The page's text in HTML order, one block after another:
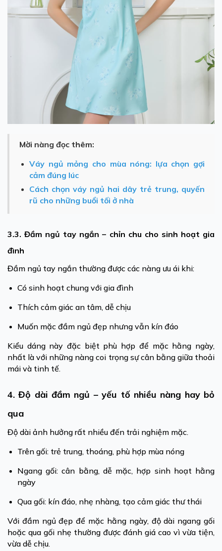
Mời nàng đọc thêm:
Váy ngủ mỏng cho mùa nóng: lựa chọn gợi
cảm đúng lúc
Cách chọn váy ngủ hai dây trẻ trung, quyến
rũ cho những buổi tối ở nhà
3.3. Đầm ngủ tay ngắn – chỉn chu cho sinh hoạt gia
đình
Đầm ngủ tay ngắn thường được các nàng ưu ái khi:
Có sinh hoạt chung với gia đình
Thích cảm giác an tâm, dễ chịu
Muốn mặc đầm ngủ đẹp nhưng vẫn kín đáo
Kiểu dáng này đặc biệt phù hợp để mặc hằng ngày,
nhất là với những nàng coi trọng sự cân bằng giữa thoải
mái và tinh tế.
4. Độ dài đầm ngủ – yếu tố nhiều nàng hay bỏ
qua
Độ dài ảnh hưởng rất nhiều đến trải nghiệm mặc.
Trên gối: trẻ trung, thoáng, phù hợp mùa nóng
Ngang gối: cân bằng, dễ mặc, hợp sinh hoạt hằng
ngày
Qua gối: kín đáo, nhẹ nhàng, tạo cảm giác thư thái
Với đầm ngủ đẹp để mặc hằng ngày, độ dài ngang gối
hoặc qua gối nhẹ thường được đánh giá cao vì vừa tiện,
vừa dễ chịu.